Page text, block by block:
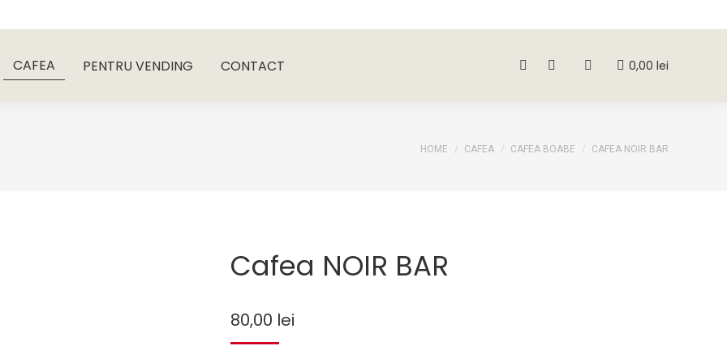
CAFEA PENTRU VENDING CONTACT Search: 0,00 lei
You are here:
HOME CAFEA CAFEA BOABE CAFEA NOIR BAR
Cafea NOIR BAR
80,00 lei
CAFEA PENTRU VENDING CONTACT Search: 0,00lei